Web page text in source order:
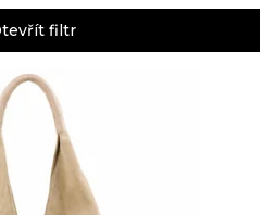
filtr